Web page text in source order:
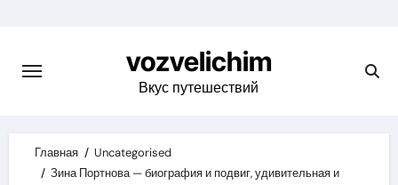
content
vozvelichim
Вкус путешествий
Главная
Uncategorised
Зина Портнова — биография и подвиг, удивительная и